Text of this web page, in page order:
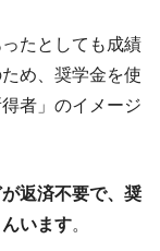
たとしても成績
め、奨学金を使
者」のイメージ
返済不要で、奨
います。